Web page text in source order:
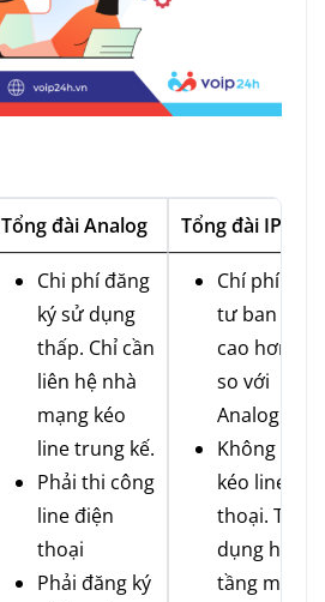
Tổng đài Analog Tổng đài IP
Chi phí đăng
ký sử dụng
thấp. Chỉ cần
liên hệ nhà
mạng kéo
line trung kế.
Phải thi công
line điện
thoại
Phải đăng ký
Chí phí đầu
tư ban đầu
cao hơn
so với
Analog
Không cần
kéo line
thoại. Tận
dụng hạ
tầng mạng